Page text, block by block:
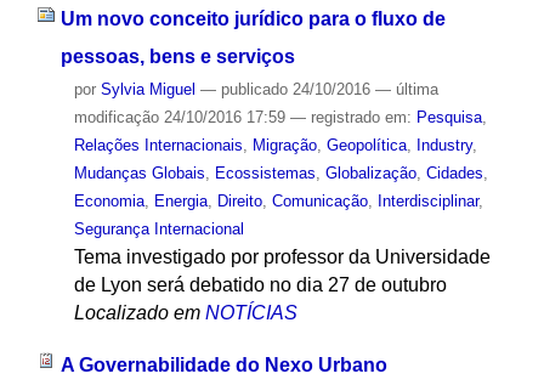
Um novo conceito jurídico para o fluxo de
pessoas, bens e serviços
por Sylvia Miguel — publicado24/10/2016 — última
modificação24/10/2016 17:59 — registrado em: Pesquisa,
Relações Internacionais
Migração, Geopolítica, Industry,
Mudanças Globais
Ecossistemas Globalização, Cidades
Economia, Energia, Direito, Comunicação, Interdisciplinar,
Segurança Internacional
Tema investigado por professor da Universidade
de Lyon será debatido no dia 27 de outubro
Localizado em NOTÍCIAS
A Governabilidade do Nexo Urbano